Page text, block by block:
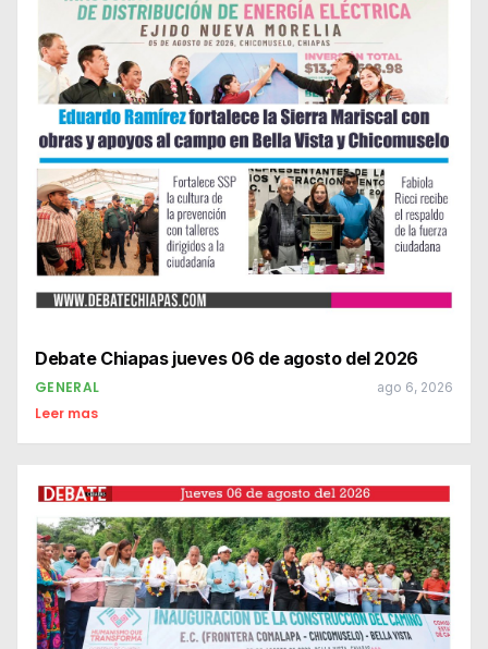
Debate Chiapas jueves 06 de agosto del 2026
GENERAL ago 6, 2026
Leer mas